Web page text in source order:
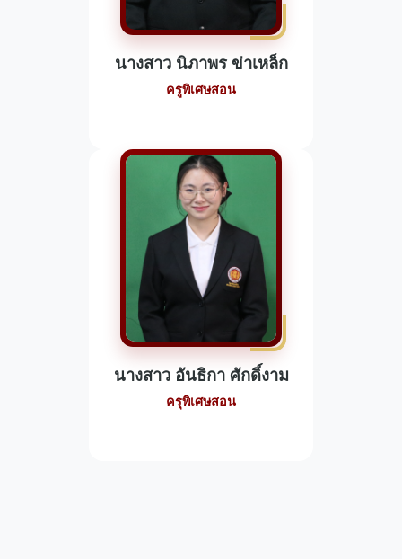
นางสาว นิภาพร ข่าเหล็ก
ครูพิเศษสอน
นางสาว อันธิกา ศักดิ์งาม
ครุพิเศษสอน